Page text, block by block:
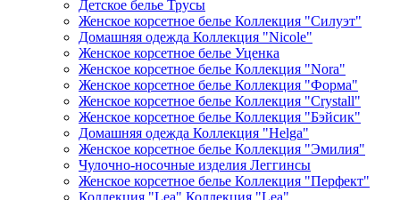
Детское белье Трусы
Женское корсетное белье Коллекция "Силуэт"
Домашняя одежда Коллекция "Nicole"
Женское корсетное белье Уценка
Женское корсетное белье Коллекция "Nora"
Женское корсетное белье Коллекция "Форма"
Женское корсетное белье Коллекция "Crystall"
Женское корсетное белье Коллекция "Бэйсик"
Домашняя одежда Коллекция "Helga"
Женское корсетное белье Коллекция "Эмилия"
Чулочно-носочные изделия Леггинсы
Женское корсетное белье Коллекция "Перфект"
Коллекция "Lea" Коллекция "Lea"